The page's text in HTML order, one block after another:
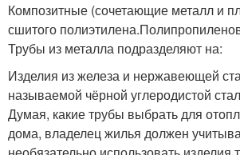
Композитные (сочетающие металл и
сшитого
Трубы из металла подразделяют на:
Изделия из железа и нержавеющей
называемой чёрной углеродистой
Думая, какие трубы выбрать для
дома, владелец жилья должен